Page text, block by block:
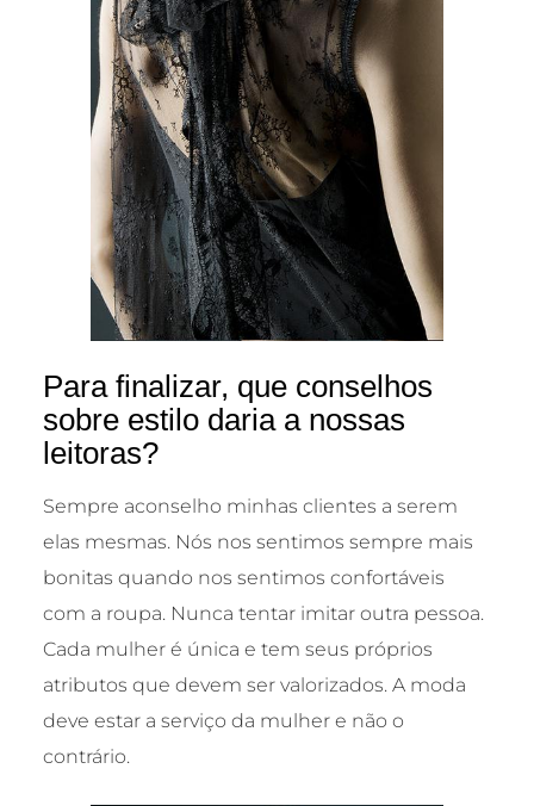
Para finalizar, que conselhos
sobre estilo daria a nossas
leitoras?
Sempre aconselho minhas clientes a serem
elas mesmas. Nós nos sentimos sempre mais
bonitas quando nos sentimos confortáveis
com a roupa. Nunca tentar imitar outra pessoa.
Cada mulher é única e tem seus próprios
atributos que devem ser valorizados. A moda
deve estar a serviço da mulher e não o
contrário.